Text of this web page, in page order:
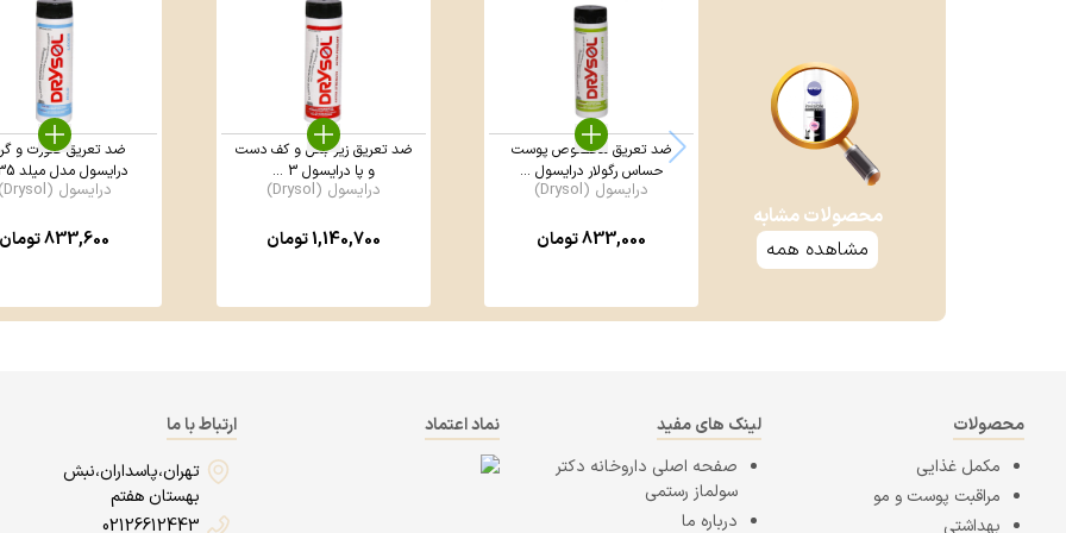
محصولات مشابه
مشاهده همه
ضد تعریق مخصوص پوست
حساس رگولار درایسول ...
درایسول (Drysol)
833,000تومان
ضد تعریق زیر بغل و کف دست
و پا درایسول 3 ...
درایسول (Drysol)
1,140,700تومان
ضد تعریق صورت و
درایسول مدل میلد 35 ...
درایسول (Drysol)
833,600تومان
محصولات
مکمل غذایی
مراقبت پوست و مو
بهداشتی
لینک های مفید
صفحه اصلی داروخانه دکتر
سولماز رستمی
درباره ما
نماد اعتماد
ارتباط با ما
تهران،پاسداران،نبش
بهستان هفتم
02126612443